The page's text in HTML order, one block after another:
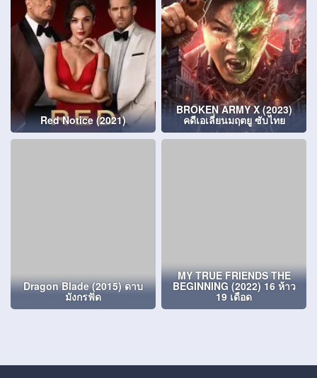
Red Notice (2021)
BROKEN ARMY X (2023)
คดีเอเลี่ยนมฤตยู ซับไทย
Dragon Blade (2015) ดาบ
มังกรฟัด
MY TRUE FRIENDS THE
BEGINNING (2022) 16 ห้าว
19 เดือด